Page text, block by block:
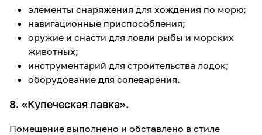
элементы снаряжения для хождения по морю;
навигационные приспособления;
оружие и снасти для ловли рыбы и морских
животных;
инструментарий для строительства лодок;
оборудование для солеварения.
8. «Купеческая лавка».
Помещение выполнено и обставлено в стиле